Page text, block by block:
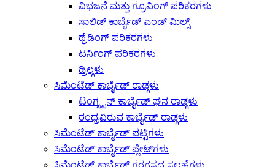
ವಿಭಜನೆ ಮತ್ತು ಗ್ರೂವಿಂಗ್ ಪರಿಕರಗಳು
ಸಾಲಿಡ್ ಕಾರ್ಬೈಡ್ ಎಂಡ್ ಮಿಲ್ಸ್
ಥ್ರೆಡಿಂಗ್ ಪರಿಕರಗಳು
ಟರ್ನಿಂಗ್ ಪರಿಕರಗಳು
ಡ್ರಿಲ್ಗಳು
ಸಿಮೆಂಟೆಡ್ ಕಾರ್ಬೈಡ್ ರಾಡ್ಗಳು
ಟಂಗ್ಸ್ಟನ್ ಕಾರ್ಬೈಡ್ ಘನ ರಾಡ್ಗಳು
ರಂಧ್ರವಿರುವ ಕಾರ್ಬೈಡ್ ರಾಡ್ಗಳು
ಸಿಮೆಂಟೆಡ್ ಕಾರ್ಬೈಡ್ ಪಟ್ಟಿಗಳು
ಸಿಮೆಂಟೆಡ್ ಕಾರ್ಬೈಡ್ ಪ್ಲೇಟ್‌ಗಳು
ಸಿಮೆಂಟೆಡ್ ಕಾರ್ಬೈಡ್ ಗರಗಸದ ಸಲಹೆಗಳು